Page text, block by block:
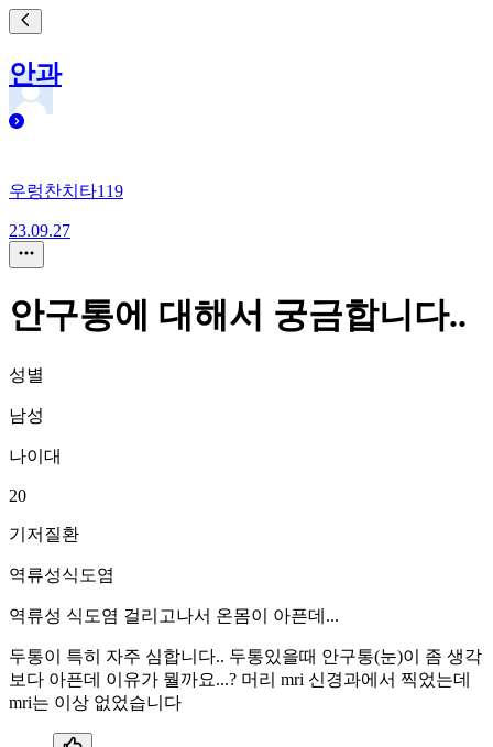
안과
우렁찬치타119
23.09.27
안구통에 대해서 궁금합니다..
성별
남성
나이대
20
기저질환
역류성식도염
역류성 식도염 걸리고나서 온몸이 아픈데...
두통이 특히 자주 심합니다.. 두통있을때 안구통(눈)이 좀 생각
보다 아픈데 이유가 뭘까요...? 머리 mri 신경과에서 찍었는데
mri는 이상 없었습니다